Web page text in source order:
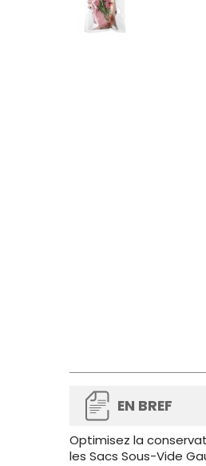
EN BREF
Optimisez la
les Sacs Sous-Vide